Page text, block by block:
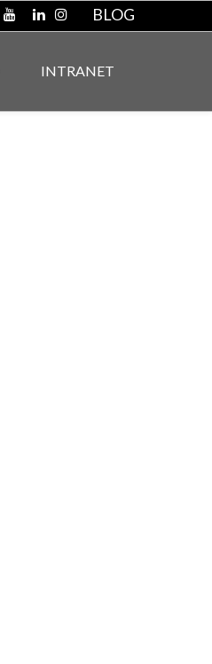
BLOG
INTRANET